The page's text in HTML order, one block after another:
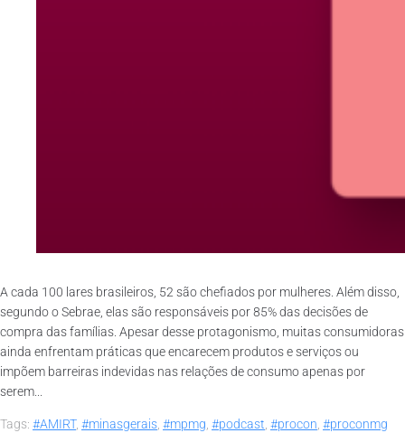
A cada 100 lares brasileiros, 52 são chefiados por mulheres. Além disso,
segundo o Sebrae, elas são responsáveis por 85% das decisões de
compra das famílias. Apesar desse protagonismo, muitas consumidoras
ainda enfrentam práticas que encarecem produtos e serviços ou
impõem barreiras indevidas nas relações de consumo apenas por
serem...
Tags: #AMIRT, #minasgerais, #mpmg, #podcast, #procon, #proconmg